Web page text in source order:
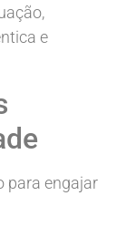
e
para engajar